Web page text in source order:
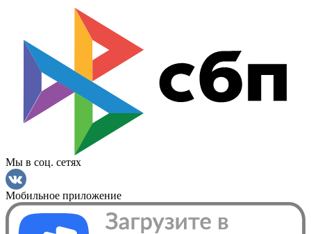
Мы в соц. сетях
Мобильное приложение